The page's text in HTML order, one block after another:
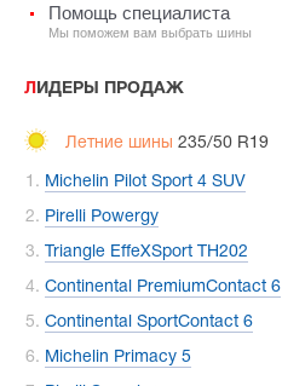
Помощь специалиста
Мы поможем вам выбрать шины
ЛИДЕРЫ ПРОДАЖ
Летние шины 235/50 R19
Michelin Pilot Sport 4 SUV
Pirelli Powergy
Triangle EffeXSport TH202
Continental PremiumContact 6
Continental SportContact 6
Michelin Primacy 5